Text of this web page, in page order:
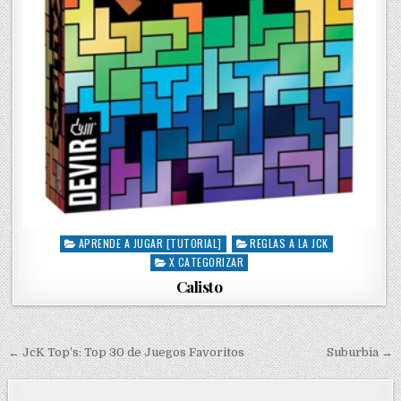
P
e
d
i
n
APRENDE A JUGAR [TUTORIAL]
REGLAS A LA JCK
X CATEGORIZAR
Calisto
N
← JcK Top’s: Top 30 de Juegos Favoritos Suburbia →